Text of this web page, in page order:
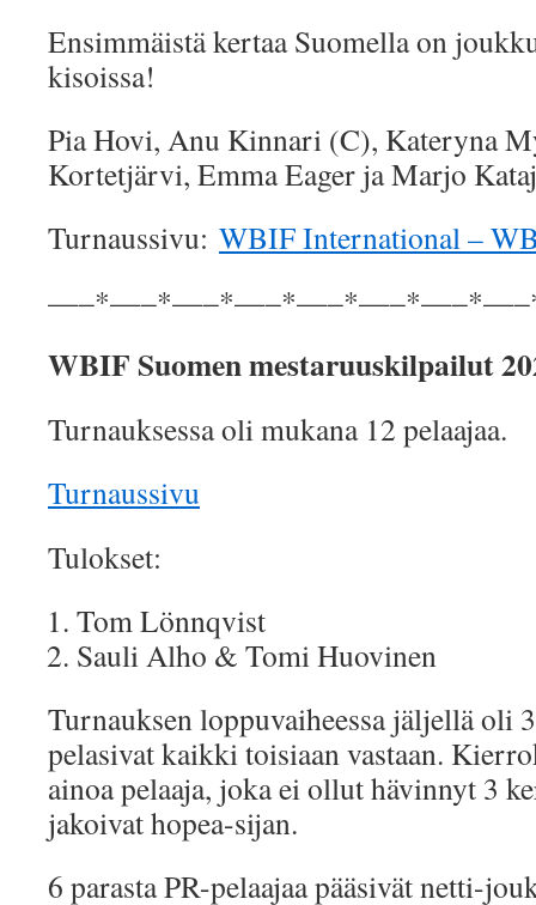
Ensimmäistä kertaa Suomella on
kisoissa!
Pia Hovi, Anu Kinnari (C), Kateryna
Kortetjärvi, Emma Eager ja Marjo
Turnaussivu: WBIF International –
WBIF Suomen mestaruuskilpailut
Turnauksessa oli mukana 12 pelaajaa.
Turnaussivu
Tulokset:
Tom Lönnqvist
Sauli Alho & Tomi Huovinen
Turnauksen loppuvaiheessa jäljellä oli
pelasivat kaikki toisiaan vastaan.
ainoa pelaaja, joka ei ollut hävinnyt 3
jakoivat hopea-sijan.
6 parasta PR-pelaajaa pääsivät netti-